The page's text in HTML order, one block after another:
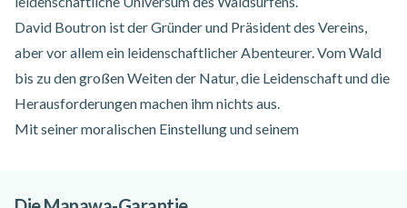
David Boutron ist der Gründer und Präsident des Vereins,
aber vor allem ein leidenschaftlicher Abenteurer. Vom Wald
bis zu den großen Weiten der Natur, die Leidenschaft und die
Herausforderungen machen ihm nichts aus.
Mit seiner moralischen Einstellung und seinem